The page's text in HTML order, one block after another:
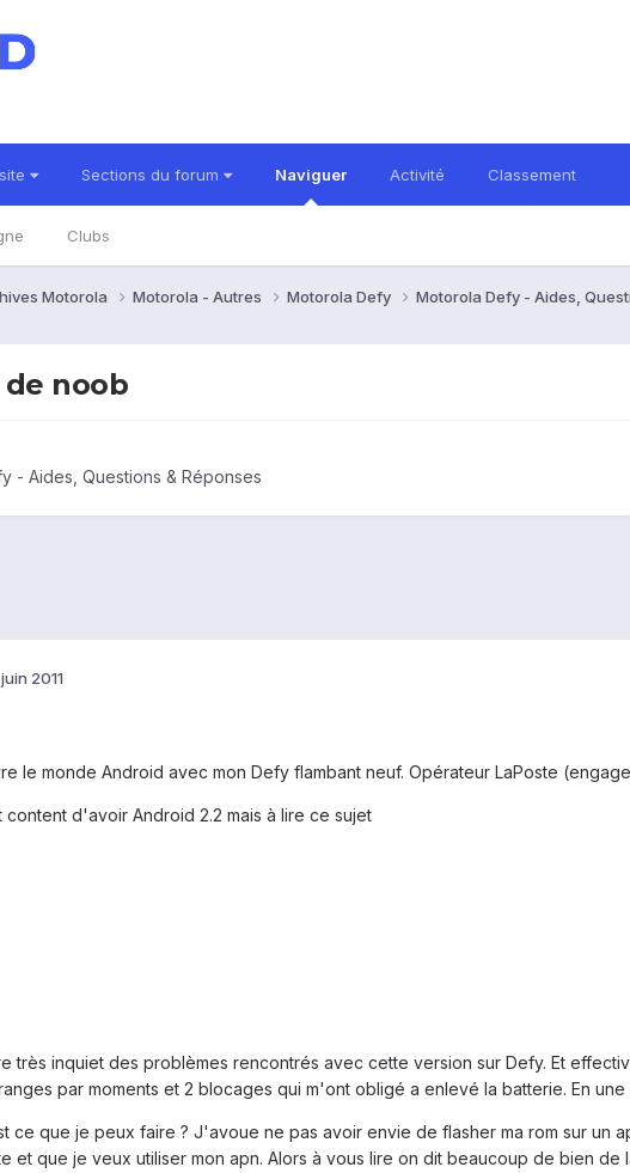
Sections du forum Naviguer
Clubs
Activité Classement
Motorola Motorola - Autres Motorola Defy Motorola Defy - Aides,
noob
- Aides, Questions & Réponses
2011
le monde Android avec mon Defy flambant neuf. Opérateur LaPoste
content d'avoir Android 2.2 mais à lire ce sujet
très inquiet des problèmes rencontrés avec cette version sur Defy. Et
par moments et 2 blocages qui m'ont obligé a enlevé la batterie. En
ce que je peux faire ? J'avoue ne pas avoir envie de flasher ma rom sur un
et que je veux utiliser mon apn. Alors à vous lire on dit beaucoup de bien de